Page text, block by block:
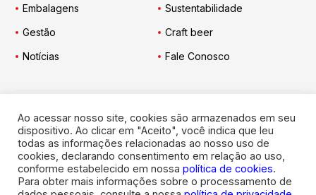
Embalagens
Sustentabilidade
Gestão
Craft beer
Notícias
Fale Conosco
Engarrafador Moderno nas Redes:
Ao acessar nosso site, cookies são armazenados em seu
dispositivo. Ao clicar em "Aceito", você indica que leu
todas as informações relacionadas ao nosso uso de
cookies, declarando consentimento em relação ao uso,
conforme estabelecido em nossa política de cookies.
Para obter mais informações sobre o processamento de